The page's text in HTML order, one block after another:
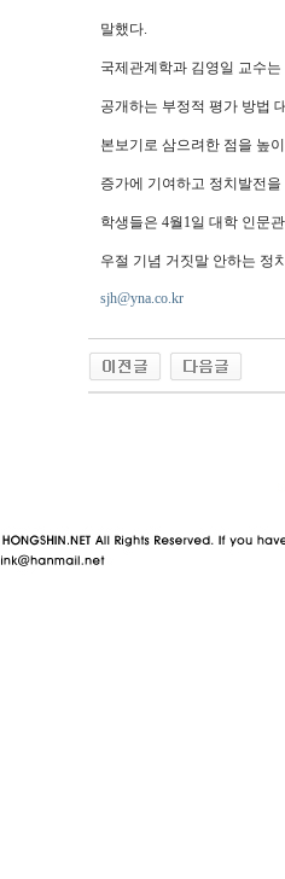
말했다.
국제관계학과 김영일 교수
공개하는 부정적 평가 방법
본보기로 삼으려한 점을 높
증가에 기여하고 정치발전
학생들은 4월1일 대학 인문
우절 기념 거짓말 안하는 정
sjh@yna.co.kr